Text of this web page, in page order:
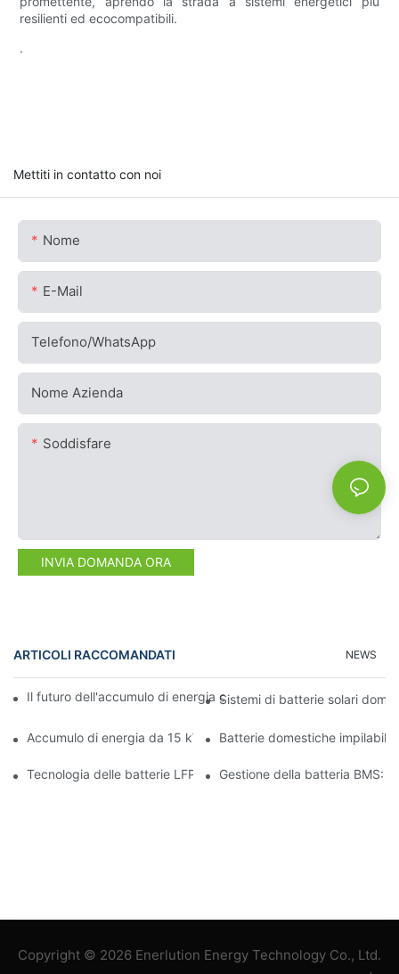
resilienti ed ecocompatibili.
.
Mettiti in contatto con noi
Nome
E-Mail
Telefono/WhatsApp
Nome Azienda
Soddisfare
INVIA DOMANDA ORA
ARTICOLI RACCOMANDATI NEWS
Il futuro dell'accumulo di energia commerciale: tendenze e
Sistemi di batterie solari
Accumulo di energia da 15 kW: alimenta il tuo futuro con
Batterie domestiche
Tecnologia delle batterie LFP: una scelta sostenibile per
Gestione della batteria BMS:
Copyright © 2026 Enerlution Energy Technology Co., Ltd.